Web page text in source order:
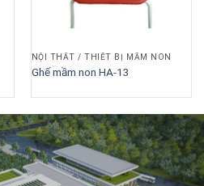
NỘI THẤT / THIẾT BỊ MẦM NON
Ghế mầm non HA-13